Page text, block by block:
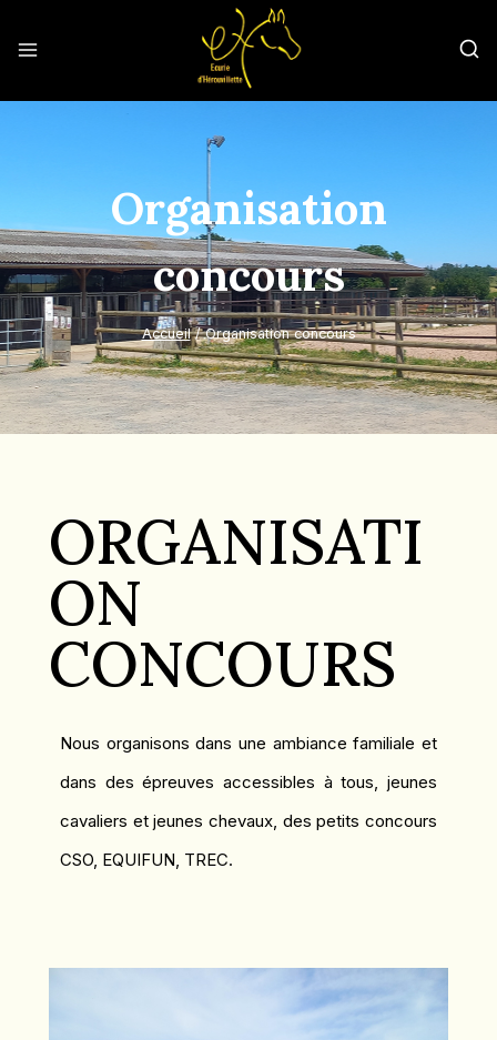
Organisation
concours
Accueil / Organisation concours
ORGANISATI
ON
CONCOURS
Nous organisons dans une ambiance familiale et
dans des épreuves accessibles à tous, jeunes
cavaliers et jeunes chevaux, des petits concours
CSO, EQUIFUN, TREC.